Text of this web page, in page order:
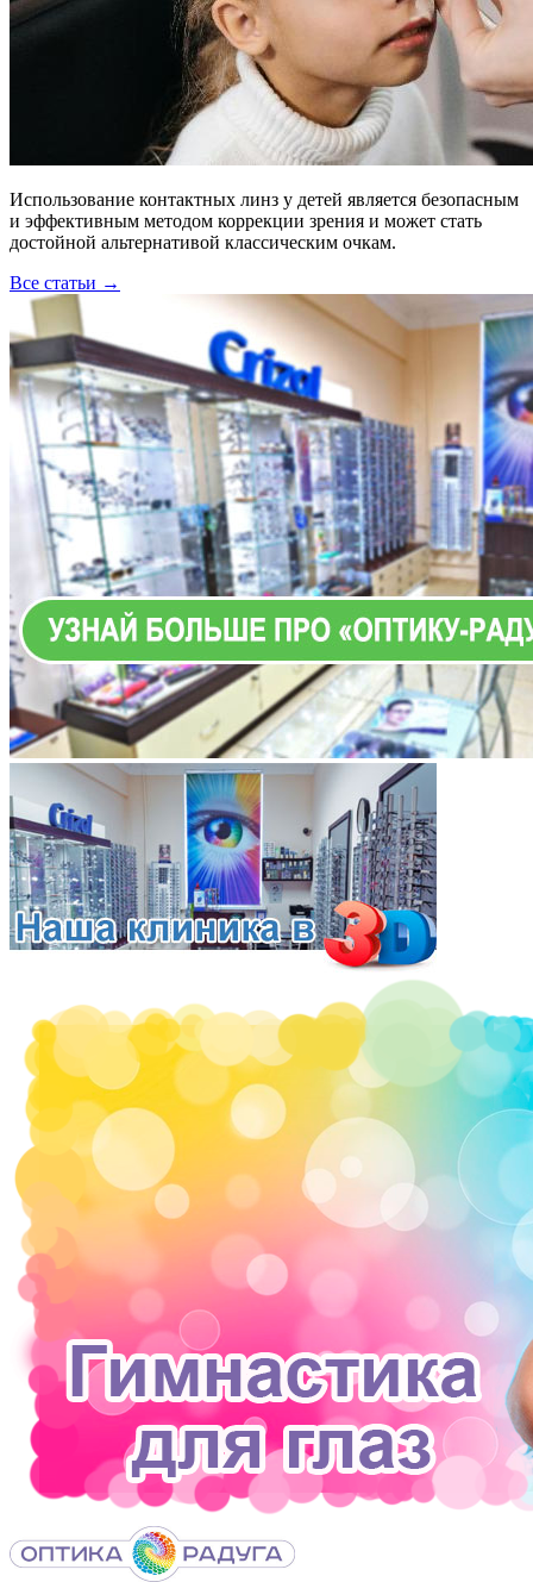
Использование контактных линз у детей является безопасным
и эффективным методом коррекции зрения и может стать
достойной альтернативой классическим очкам.
Все статьи →